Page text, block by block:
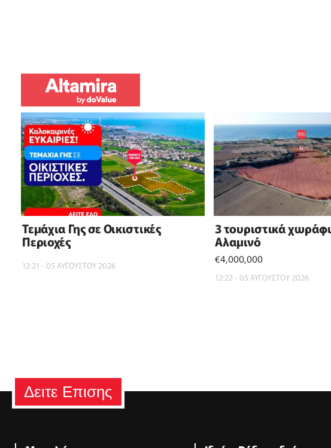
Τεμάχια Γης σε Οικιστικές
Περιοχές
12:21 - 05 ΑΥΓΟΥΣΤΟΥ 2026
3 τουριστικά
Αλαμινό
€4,000,000
12:22 - 05 ΑΥΓΟΥΣΤΟΥ 2026
Δειτε Επισης